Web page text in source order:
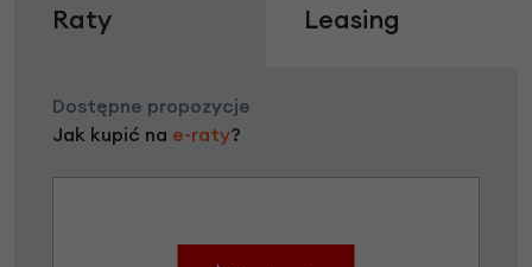
Raty Leasing
Dostępne propozycje
Jak kupić na e-raty?